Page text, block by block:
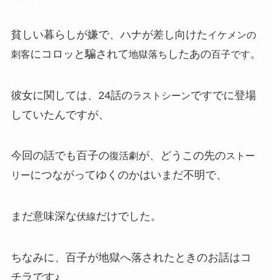
貧しい暮らしが嫌で、ハナが差し向けたイケメンの
刺客にコロッと騙されて地獄落ち したあの百子です。
彼女に関しては、24話のラストシーンですでに登場
していたんですが、
今回の話でも百子の復活劇 が、どうこの先のストー
リーにつながってゆくのかはいまだ不明で、
まだ意味深な伏線だけでした。
ちなみに、百子が地獄へ落されたときのお話はコ
チラです♪